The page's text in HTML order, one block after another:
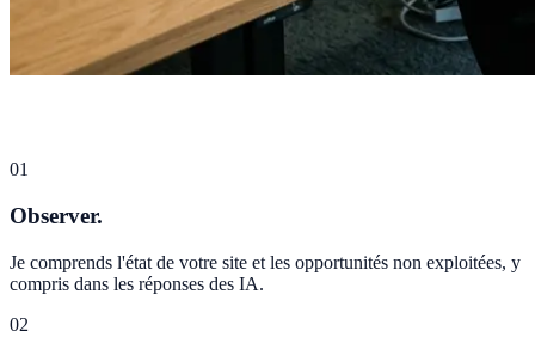
01
Observer.
Je comprends l'état de votre site et les opportunités non exploitées, y
compris dans les réponses des IA.
02